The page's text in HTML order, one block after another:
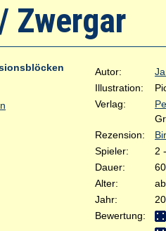
Zwergar
Autor:
Illustration:
Verlag:
Rezension:
Spieler:
2
Dauer:
Alter:
Jahr:
Bewertung: